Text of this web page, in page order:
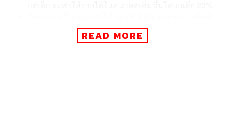
ยวชาญฟันธงว่าไวที่สุด (แต่ยากหน่อยนะ)
READ MORE